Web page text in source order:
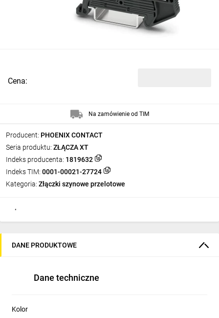
Producent: PHOENIX CONTACT
Seria produktu: ZŁĄCZA XT
Indeks producenta: 1819632
Indeks TIM: 0001-00021-27724
Kategoria: Złączki szynowe przelotowe
Cena:
Na zamówienie od TIM
DANE PRODUKTOWE
Dane techniczne
Kolor